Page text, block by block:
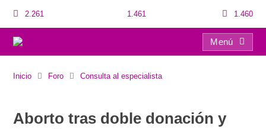
2.261 1.461 1.460
Menú
Inicio Foro Consulta al especialista
Aborto tras doble donación y